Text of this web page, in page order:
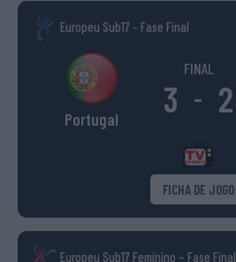
Europeu Sub17 - Fase Final
Portugal
FINAL
3 - 2
FICHA DE JOGO
Europeu Sub17 Feminino – Fase Final